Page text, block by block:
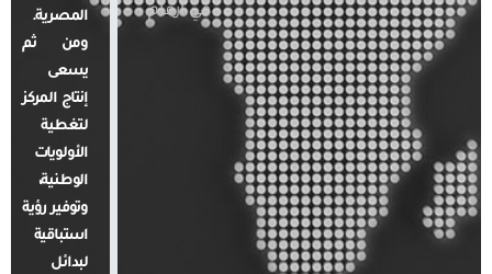
في أرقام
المصرية.
ومن ثم
يسعى
إنتاج المركز
لتغطية
الأولويات
الوطنية،
وتوفير رؤية
استباقية
لبدائل